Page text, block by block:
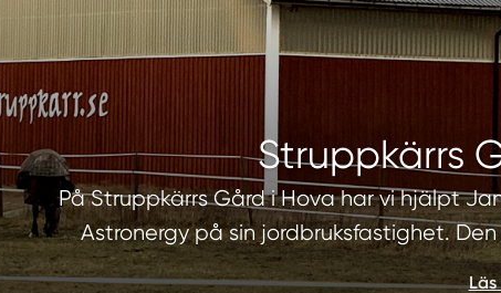
Struppkärrs
På Struppkärrs Gård i Hova har vi hjälpt
Astronergy på sin jordbruksfastighet.
Läs